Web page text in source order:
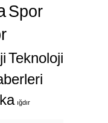
Spor
Teknoloji
ığdır